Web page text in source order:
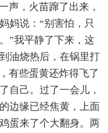
声，火苗蹿了出来，
妈说：“别害怕，只
”我平静了下来，这
油烧热后，在锅里打
有些蛋黄还炸得飞了
自己。过了一会儿，
边缘已经焦黄，上面
蛋来了个大翻身。两